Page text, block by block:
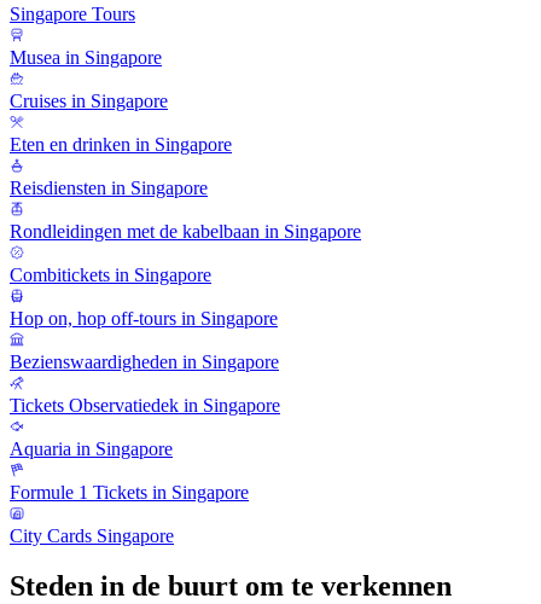
Singapore Tours
Musea in Singapore
Cruises in Singapore
Eten en drinken in Singapore
Reisdiensten in Singapore
Rondleidingen met de kabelbaan in Singapore
Combitickets in Singapore
Hop on, hop off-tours in Singapore
Bezienswaardigheden in Singapore
Tickets Observatiedek in Singapore
Aquaria in Singapore
Formule 1 Tickets in Singapore
City Cards Singapore
Steden in de buurt om te verkennen